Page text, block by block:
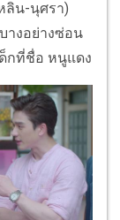
ลิน-นุศรา)
างอย่างซ่อน
กที่ชื่อ หนูแดง